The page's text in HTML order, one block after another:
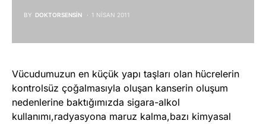
BY DOKTORSENSIN 1 NISAN 2011
Vücudumuzun en küçük yapı taşları olan hücrelerin
kontrolsüz çoğalmasıyla oluşan kanserin oluşum
nedenlerine baktığımızda sigara-alkol
kullanımı,radyasyona maruz kalma,bazı kimyasal